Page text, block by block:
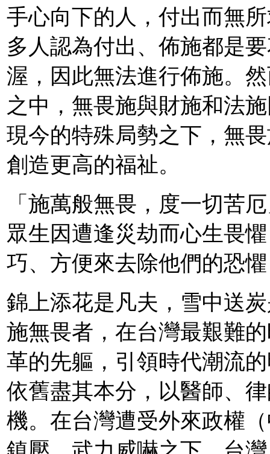
手心向下的人，付出而無
多人認為付出、佈施都是
渥，因此無法進行佈施。
之中，無畏施與財施和法
現今的特殊局勢之下，無
創造更高的福祉。
「施萬般無畏，度一切苦
眾生因遭逢災劫而心生畏
巧、方便來去除他們的恐
錦上添花是凡夫，雪中送
施無畏者，在台灣最艱難
革的先軀，引領時代潮流
依舊盡其本分，以醫師、
機。在台灣遭受外來政權